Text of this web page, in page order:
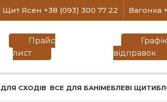
Щит Ясен +38 (093) 300 77 22 Вагонка
Прайс
лист
Графік
відправок
СХОДІВ ВСЕ ДЛЯ БАНІМЕБЛЕВІ ЩИТИ